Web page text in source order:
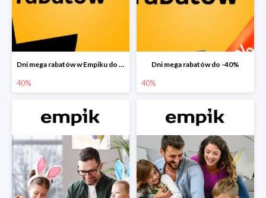
Dni mega rabatów w Empiku do -40%
40%
Dni mega rabatów do -40%
40%